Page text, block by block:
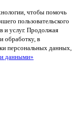
чтобы помочь
пользовательского
и услуг. Продолжая
обработку, в
персональных данных,
данными»